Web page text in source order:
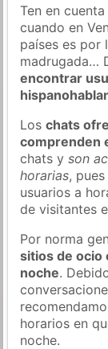
Ten en
cuando en
países es por
madrugada…
encontrar
Loschats
comprenden
chats yson
horarias,
usuarios a
de visitantes
Por norma
sitios de ocio
noche.
horarios en
noche.